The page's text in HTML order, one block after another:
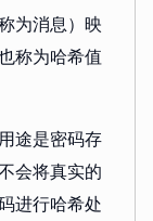
为消息）映
称为哈希值
途是密码存
会将真实的
进行哈希处